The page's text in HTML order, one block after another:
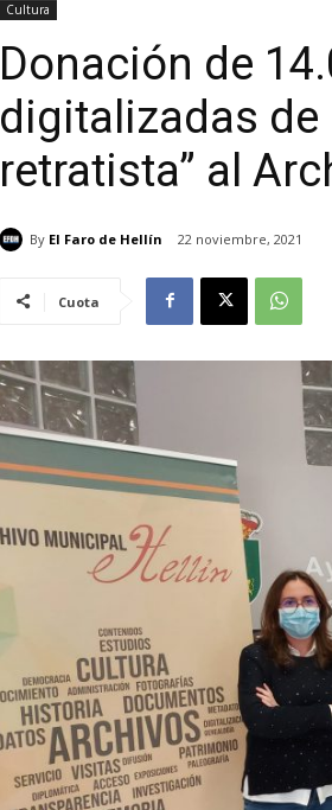
Cultura
Donación de
digitalizadas de
retratista” al
By El Faro de Hellín 22 noviembre, 2021
Cuota